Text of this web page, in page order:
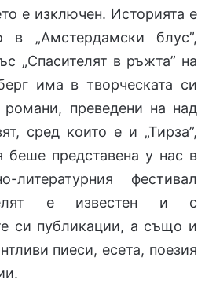
е изключен. Историята е
в „Амстердамски блус”,
„Спасителят в ръжта” на
има в творческата си
романи, преведени на над
сред които е и „Тирза”,
беше представена у нас в
фестивал
е известен и с
си публикации, а също и
пиеси, есета, поезия